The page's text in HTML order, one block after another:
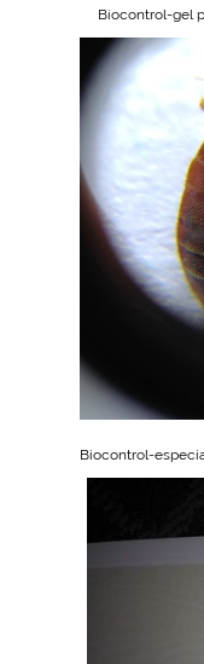
Biocontrol-gel
Biocontrol-